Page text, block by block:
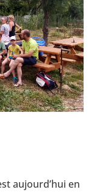
aujourd’hui en